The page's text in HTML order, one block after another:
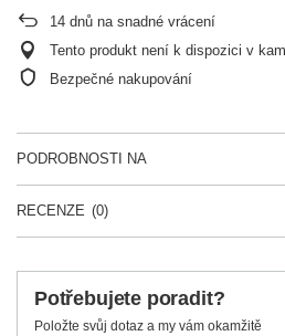
14 dnů na snadné vrácení
Tento produkt není k dispozici v
Bezpečné nakupování
PODROBNOSTI NA
RECENZE (0)
Potřebujete poradit?
Položte svůj dotaz a my vám okamžitě